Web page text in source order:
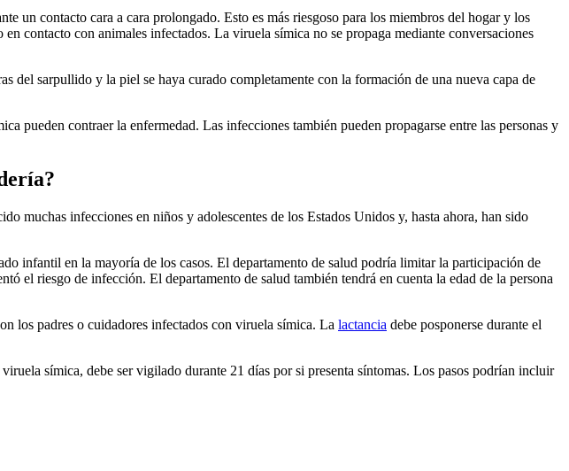
un contacto cara a cara prolongado. Esto es más riesgoso para los miembros del hogar y los
contacto con animales infectados. La viruela símica no se propaga mediante conversaciones
del sarpullido y la piel se haya curado completamente con la formación de una nueva capa de
pueden contraer la enfermedad. Las infecciones también pueden propagarse entre las personas y
muchas infecciones en niños y adolescentes de los Estados Unidos y, hasta ahora, han sido
infantil en la mayoría de los casos. El departamento de salud podría limitar la participación de
el riesgo de infección. El departamento de salud también tendrá en cuenta la edad de la persona
los padres o cuidadores infectados con viruela símica. La lactancia debe posponerse durante el
símica, debe ser vigilado durante 21 días por si presenta síntomas. Los pasos podrían incluir